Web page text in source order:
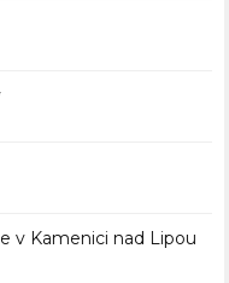
v Kamenici nad Lipou